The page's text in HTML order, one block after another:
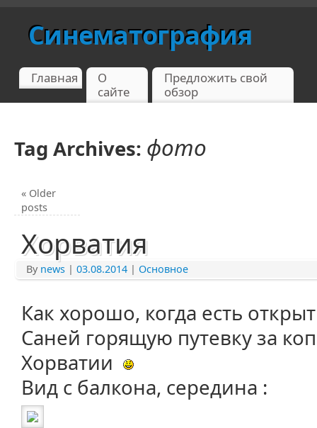
Синематография
Главная
О
сайте
Предложить свой
обзор
Tag Archives: фото
« Older
posts
Хорватия
By news | 03.08.2014 | Основное
Как хорошо, когда есть
Саней горящую путевку за
Хорватии
Вид с балкона, середина :